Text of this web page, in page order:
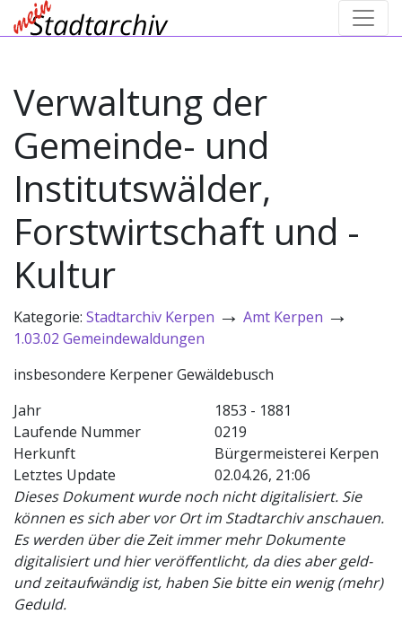
Verwaltung der
Gemeinde- und
Institutswälder,
Forstwirtschaft und -
Kultur
Kategorie: Stadtarchiv Kerpen → Amt Kerpen →
1.03.02 Gemeindewaldungen
insbesondere Kerpener Gewäldebusch
Jahr
1853 - 1881
Laufende Nummer
0219
Herkunft
Bürgermeisterei Kerpen
Letztes Update
02.04.26, 21:06
Dieses Dokument wurde noch nicht digitalisiert. Sie
können es sich aber vor Ort im Stadtarchiv anschauen.
Es werden über die Zeit immer mehr Dokumente
digitalisiert und hier veröffentlicht, da dies aber geld-
und zeitaufwändig ist, haben Sie bitte ein wenig (mehr)
Geduld.